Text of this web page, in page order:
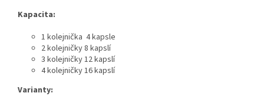
Kapacita:
1 kolejnička 4 kapsle
2 kolejničky 8 kapslí
3 kolejničky 12 kapslí
4 kolejničky 16 kapslí
Varianty: